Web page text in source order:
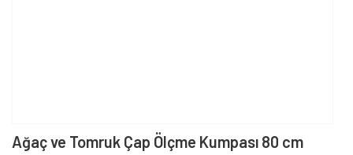
Ağaç ve Tomruk Çap Ölçme Kumpası 80 cm